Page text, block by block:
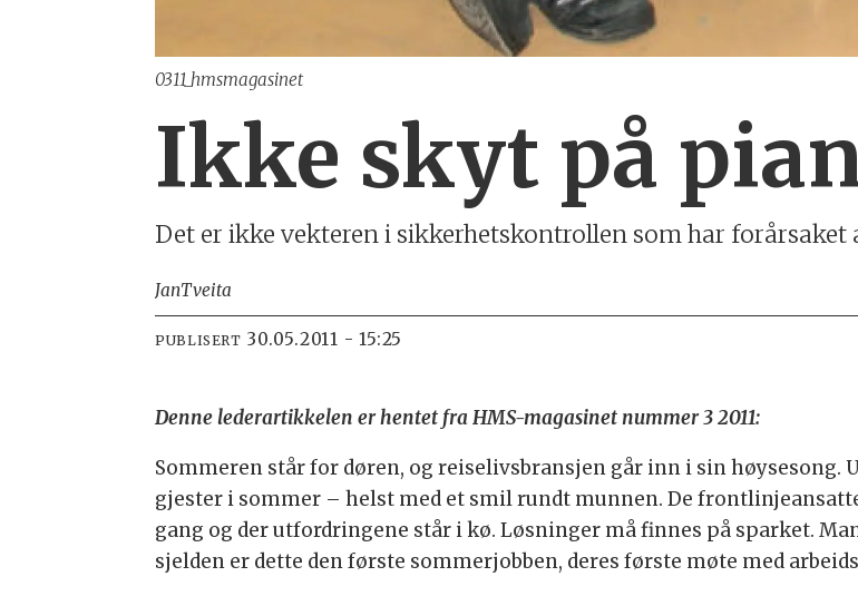
0311_hmsmagasinet
Ikke skyt på
Det er ikke vekteren i sikkerhetskontrollen som har forårsaket
JanTveita
PUBLISERT 30.05.2011 - 15:25
Denne lederartikkelen er hentet fra HMS-magasinet nummer 3 2011:
Sommeren står for døren, og reiselivsbransjen går inn i sin
gjester i sommer – helst med et smil rundt munnen. De
gang og der utfordringene står i kø. Løsninger må finnes på sparket.
sjelden er dette den første sommerjobben, deres første møte med